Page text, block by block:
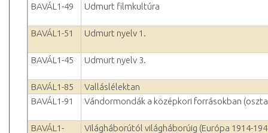
BAVÁL1-49 Udmurt filmkultúra
BAVÁL1-51 Udmurt nyelv 1.
BAVÁL1-45 Udmurt nyelv 3.
BAVÁL1-85
Valláslélektan
BAVÁL1-91
Vándormondák a középkori forrásokban
BAVÁL1- Világháborútól világháborúig (Európa 1914-